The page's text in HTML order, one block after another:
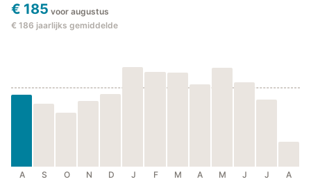
€ 185 voor augustus
€ 186 jaarlijks gemiddelde
A S O N D J F M A M J J A